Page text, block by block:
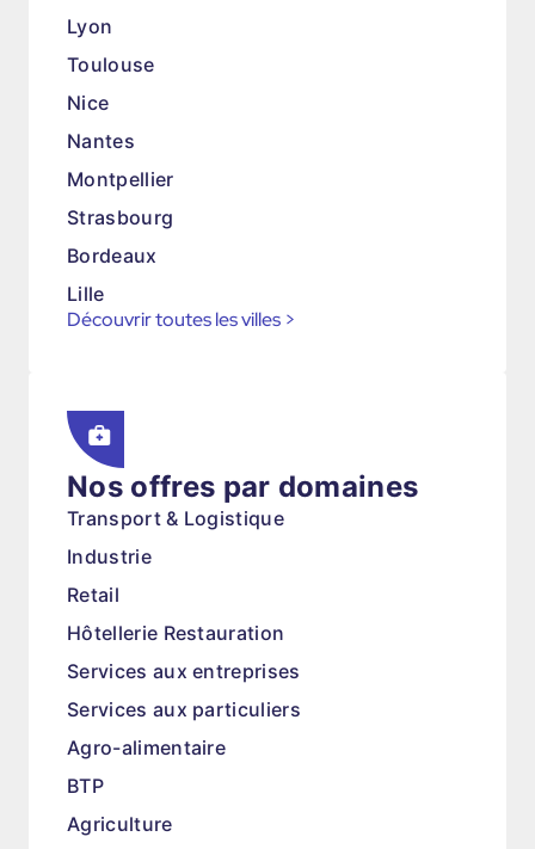
Lyon
Toulouse
Nice
Nantes
Montpellier
Strasbourg
Bordeaux
Lille
Découvrir toutes les villes >
Nos offres par domaines
Transport & Logistique
Industrie
Retail
Hôtellerie Restauration
Services aux entreprises
Services aux particuliers
Agro-alimentaire
BTP
Agriculture